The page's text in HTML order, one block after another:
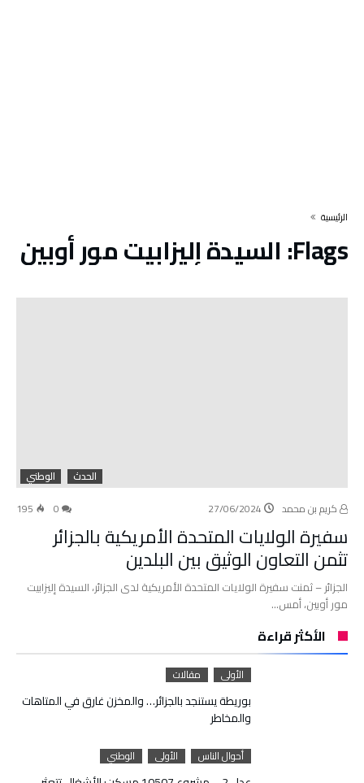
‫الرئيسية‬
Flags: السيدة إليزابيت مور أوبين
الحدث
الوطني
كريم بن محمد
27/06/2024
195
سفيرة الولايات المتحدة الأمريكية بالجزائر
تثمن التعاون الوثيق بين البلدين
الجزائر – ثمنت سفيرة الولايات المتحدة الأمريكية لدى الجزائر، السيدة إليزابيت
مور أوبين، أمس…
الأكثر قراءة
الأولى مقالات
بوريطة يستنجد بالجزائر… والمخزن غارق في المتاهات
والمخاطر
أحوال الناس الأولى الوطني